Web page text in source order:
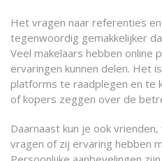
Het vragen naar referenties
tegenwoordig gemakkelijker
Veel makelaars hebben online
ervaringen kunnen delen. Het
platforms te raadplegen en te
of kopers zeggen over de
Daarnaast kun je ook
vragen of zij ervaring hebben